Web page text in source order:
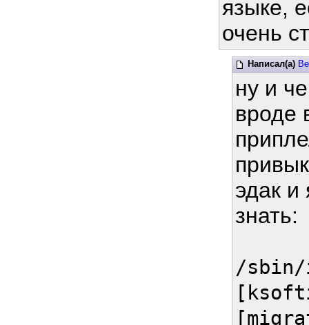
языке,
очень
Написал(а)
ну и
вроде
эдак и
знать:
/